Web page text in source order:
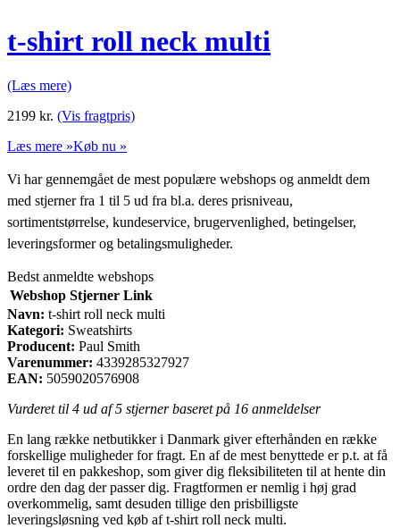
t-shirt roll neck multi
(Læs mere)
2199 kr. (Vis fragtpris)
Læs mere »Køb nu »
Vi har gennemgået de mest populære webshops og anmeldt dem
med stjerner fra 1 til 5 ud fra bl.a. deres prisniveau,
sortimentstørrelse, kundeservice, brugervenlighed, betingelser,
leveringsformer og betalingsmuligheder.
Bedst anmeldte webshops
Webshop Stjerner Link
Navn: t-shirt roll neck multi
Kategori: Sweatshirts
Producent: Paul Smith
Varenummer: 4339285327927
EAN: 5059020576908
Vurderet til 4 ud af 5 stjerner baseret på 16 anmeldelser
En lang række netbutikker i Danmark giver efterhånden en række
forskellige muligheder for fragt. En af de mest benyttede er p.t. at få
leveret til en pakkeshop, som giver dig fleksibiliteten til at hente din
ordre den dag der passer dig. Fragtformen er nemlig i høj grad
overkommelig, samt desuden tillige den prisbilligste
leveringsløsning ved køb af t-shirt roll neck multi.